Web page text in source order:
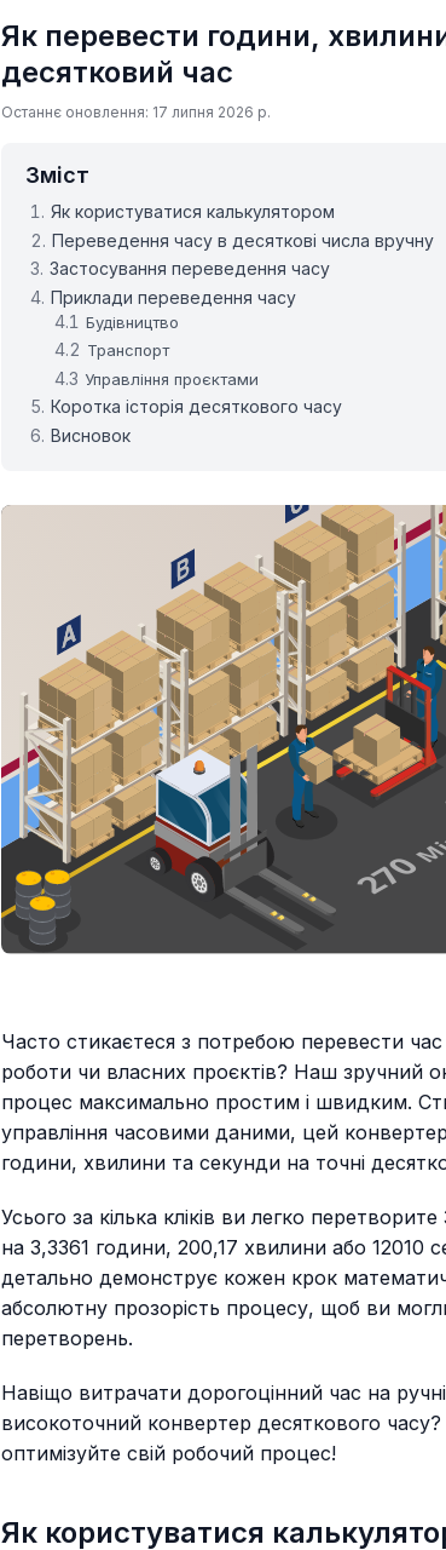
Як перевести години,
десятковий час
Останнє оновлення: 17 липня 2026 р.
Зміст
Як користуватися калькулятором
Переведення часу в десяткові числа вручну
Застосування переведення часу
Приклади переведення часу
Будівництво
Транспорт
Управління проєктами
Коротка історія десяткового часу
Висновок
Часто стикаєтеся з потребою перевести
роботи чи власних проєктів? Наш зручний
процес максимально простим і швидким.
управління часовими даними, цей
години, хвилини та секунди на точні
Усього за кілька кліків ви легко
на 3,3361 години, 200,17 хвилини або 12010
детально демонструє кожен крок
абсолютну прозорість процесу, щоб ви
перетворень.
Навіщо витрачати дорогоцінний час на
високоточний конвертер десяткового
оптимізуйте свій робочий процес!
Як користуватися